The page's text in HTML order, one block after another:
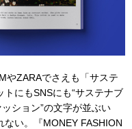
やZARAでさえも「サステ
にもSNSにも“サステナブ
ション”の文字が並ぶい
ない。『MONEY FASHION